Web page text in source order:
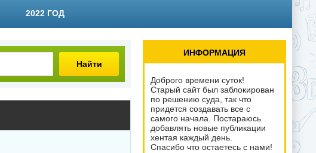
2022 ГОД
Найти
ИНФОРМАЦИЯ
Доброго времени суток!
Старый сайт был заблокирован
по решению суда, так что
придется создавать все с
самого начала. Постараюсь
добавлять новые публикации
хентая каждый день.
Спасибо что остаетесь с нами!